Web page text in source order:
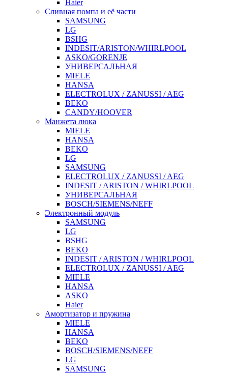
Haier
Сливная помпа и её части
SAMSUNG
LG
BSHG
INDESIT/ARISTON/WHIRLPOOL
ASKO/GORENJE
УНИВЕРСАЛЬНАЯ
MIELE
HANSA
ELECTROLUX / ZANUSSI / AEG
BEKO
CANDY/HOOVER
Манжета люка
MIELE
HANSA
BEKO
LG
SAMSUNG
ELECTROLUX / ZANUSSI / AEG
INDESIT / ARISTON / WHIRLPOOL
УНИВЕРСАЛЬНАЯ
BOSCH/SIEMENS/NEFF
Электронный модуль
SAMSUNG
LG
BSHG
BEKO
INDESIT / ARISTON / WHIRLPOOL
ELECTROLUX / ZANUSSI / AEG
MIELE
HANSA
ASKO
Haier
Амортизатор и пружина
MIELE
HANSA
BEKO
BOSCH/SIEMENS/NEFF
LG
SAMSUNG